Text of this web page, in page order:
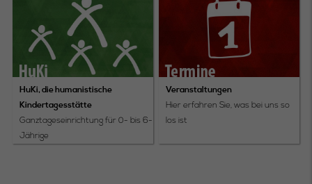
HuKi, die humanistische
Kindertagesstätte
Ganztageseinrichtung für 0- bis 6-
Jährige
Veranstaltungen
Hier erfahren Sie, was bei uns so
los ist